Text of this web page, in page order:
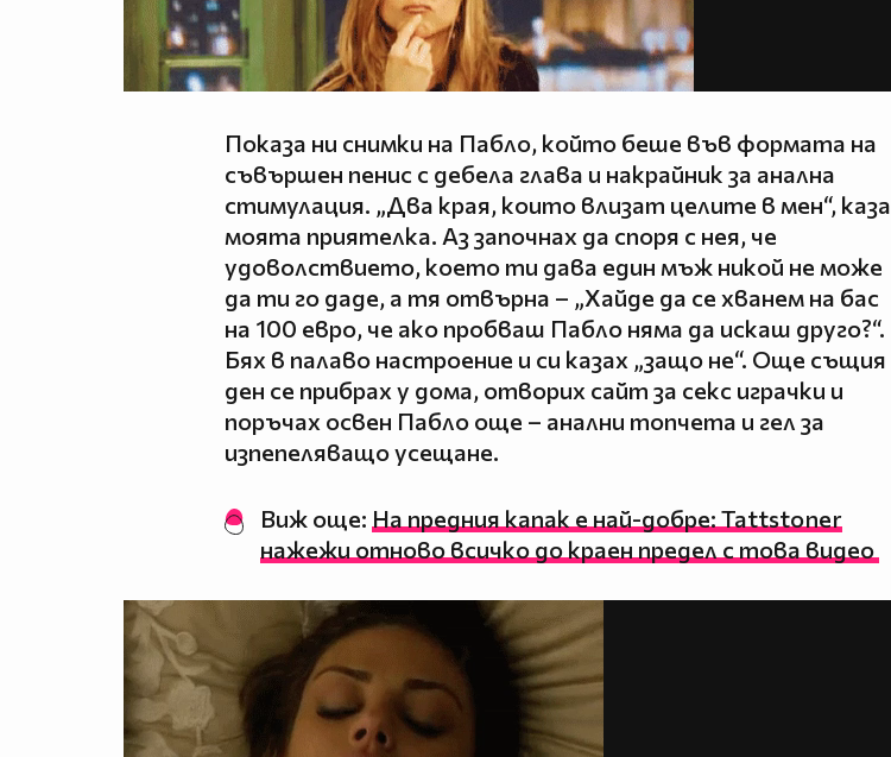
Показа ни снимки на Пабло, който беше във формата на
съвършен пенис с дебела глава и накрайник за анална
стимулация. „Два края, които влизат целите в мен“, каза
моята приятелка. Аз започнах да споря с нея, че
удоволствието, което ти дава един мъж никой не може
да ти го даде, а тя отвърна – „Хайде да се хванем на бас
на 100 евро, че ако пробваш Пабло няма да искаш друго?“.
Бях в палаво настроение и си казах „защо не“. Още същия
ден се прибрах у дома, отворих сайт за секс играчки и
поръчах освен Пабло още – анални топчета и гел за
изпепеляващо усещане.
Виж още: На предния капак е най-добре: Tattstoner
нажежи отново всичко до краен предел с това видео